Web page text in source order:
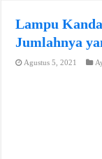
Lampu
Jumlahnya
Agustus 5, 2021